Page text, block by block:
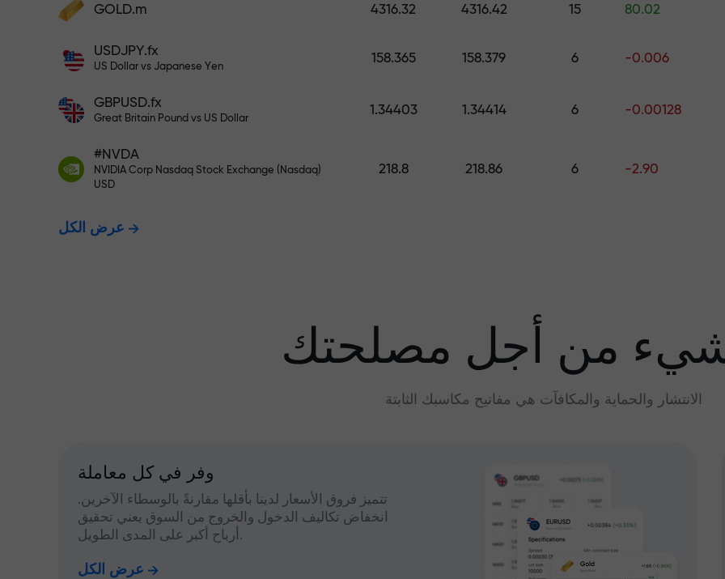
إيداعك بألف مرة. هذا ليس خطأً مطبعياً. كلما
قم بإيداع المبلغ في حسابك باستخدام $333 — اختر هدية تصل قيمتها إلى $1,500
نحن نضمن أرباحك
مكافأة تصل إلى 1000 ضعف - أكبر
GOLD.m 4316.32 4316.42 15 80.02
USDJPY.fx
US Dollar vs Japanese Yen
158.365 158.379 6 -0.006
GBPUSD.fx
Great Britain Pound vs US Dollar
1.34403 1.34414 6 -0.00128
#NVDA
NVIDIA Corp Nasdaq Stock Exchange (Nasdaq)
USD
218.8 218.86 6 -2.90
عرض الكل
من أجل مصلحتك
الانتشار والحماية والمكافآت هي مفاتيح مكاسبك الثابتة
وفر في كل معاملة
تتميز فروق الأسعار لدينا بأقلها مقارنةً بالوسطاء الآخرين.
انخفاض تكاليف الدخول والخروج من السوق يعني تحقيق
أرباح أكبر على المدى الطويل.
عرض الكل